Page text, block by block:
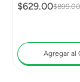
G0820
$629.00$899.00
Agregar al